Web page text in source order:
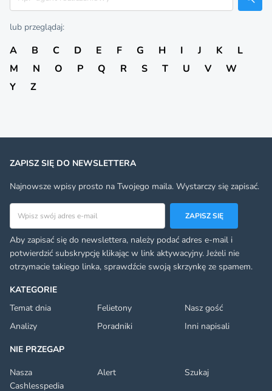
lub przeglądaj:
A B C D E F G H I J K
L
M
N O P Q R S T U V
W
Y
Z
KATEGORIE
Temat dnia
Felietony
Nasz gość
Analizy
Poradniki
Inni napisali
NIE PRZEGAP
Nasza
Cashlesspedia
Alert Szukaj
ZAPISZ SIĘ DO NEWSLETTERA
Najnowsze wpisy prosto na Twojego maila. Wystarczy się zapisać.
Adres email
ZAPISZ SIĘ
Aby zapisać się do newslettera, należy podać adres e-mail i
potwierdzić subskrypcję klikając w link aktywacyjny. Jeżeli nie
otrzymacie takiego linka, sprawdźcie swoją skrzynkę ze spamem.